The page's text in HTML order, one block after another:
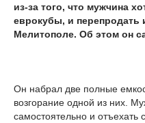
из-за того, что мужчина
еврокубы, и перепродать
Мелитополе. Об этом он
Он набрал две полные
возгорание одной из них.
самостоятельно и отъехать